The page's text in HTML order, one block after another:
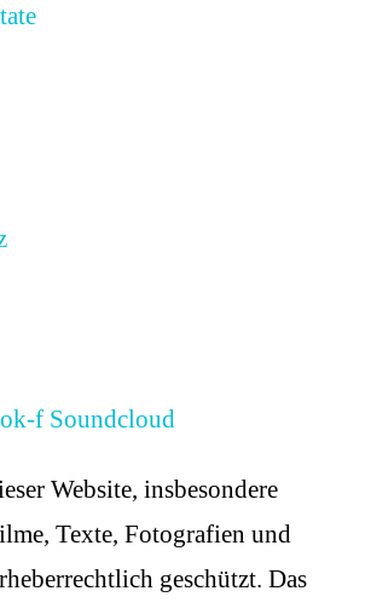
f Soundcloud
Website, insbesondere
Texte, Fotografien und
geschützt. Das